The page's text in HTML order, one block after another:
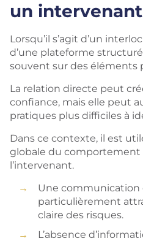
un
Lorsqu’il s’agit d’un
d’une plateforme
souvent sur des éléments
La relation directe peut
confiance, mais elle peut
pratiques plus difficiles à
Dans ce contexte, il est
globale du comportement
l’intervenant.
Une communication
particulièrement
claire des risques.
L’absence